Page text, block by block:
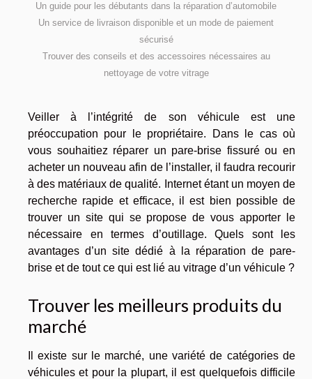
Un guide pour les débutants dans la réparation d’automobile
Un service de livraison disponible et un mode de paiement
sécurisé
Trouver des conseils et des accessoires nécessaires au
nettoyage de votre vitrage
Veiller à l’intégrité de son véhicule est une
préoccupation pour le propriétaire. Dans le cas où
vous souhaitiez réparer un pare-brise fissuré ou en
acheter un nouveau afin de l’installer, il faudra recourir
à des matériaux de qualité. Internet étant un moyen de
recherche rapide et efficace, il est bien possible de
trouver un site qui se propose de vous apporter le
nécessaire en termes d’outillage. Quels sont les
avantages d’un site dédié à la réparation de pare-
brise et de tout ce qui est lié au vitrage d’un véhicule ?
Trouver les meilleurs produits du
marché
Il existe sur le marché, une variété de catégories de
véhicules et pour la plupart, il est quelquefois difficile